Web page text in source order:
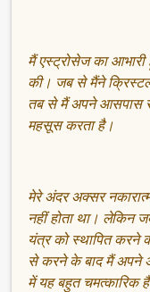
मैं एस्ट्रोसेज का आभारी
की। जब से मैंने
तब से मैं अपने आसपास
महसूस करता है।
मेरे अंदर अक्सर
नहीं होता था। लेकिन
यंत्र को स्थापित करने
से करने के बाद मैं अपने
में यह बहुत चमत्कारिक